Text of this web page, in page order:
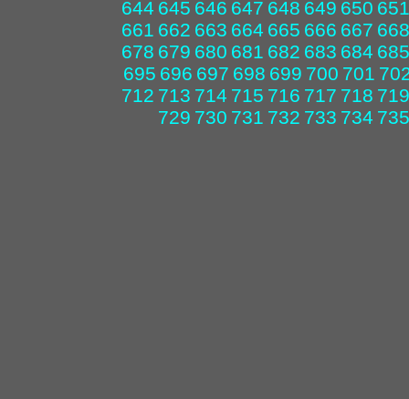
644 645 646 647 648 649 650 651
661 662 663 664 665 666 667 668
678 679 680 681 682 683 684 685
695 696 697 698 699 700 701
712 713 714 715 716 717 718 719
729 730 731 732 733 734 735